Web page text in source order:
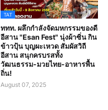
TAT
ททท. ผลึกกำลังจัดมหกรรมของดี
อีสาน "Esan Fest" นุ่งผ้าซิ่น กิน
ข้าวปุ้น บุญผะเหวด สัมผัสวิถี
อีสาน สนุกครบรสทั้ง
วัฒนธรรม-มวยไทย-อาหารพื้น
ถิ่น!
August 07, 2025